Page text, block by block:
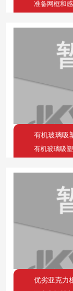
有机玻璃吸
优劣亚克力